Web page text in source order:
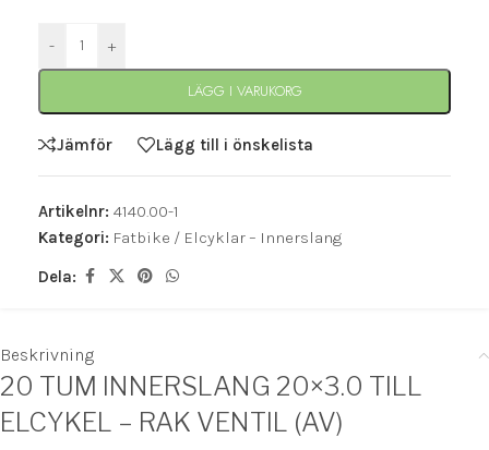
- +
LÄGG I VARUKORG
Jämför Lägg till i önskelista
Artikelnr: 4140.00-1
Kategori: Fatbike / Elcyklar – Innerslang
Dela:
Beskrivning
20 TUM INNERSLANG 20×3.0 TILL
ELCYKEL – RAK VENTIL (AV)